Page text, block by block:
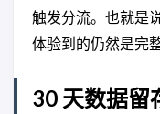
触发分流。也就是
体验到的仍然是完
30 天数据留